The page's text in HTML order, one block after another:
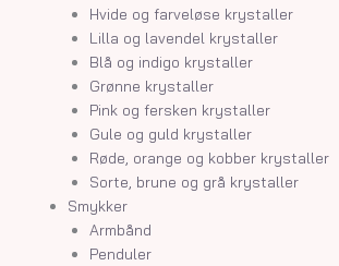
Hvide og farveløse krystaller
Lilla og lavendel krystaller
Blå og indigo krystaller
Grønne krystaller
Pink og fersken krystaller
Gule og guld krystaller
Røde, orange og kobber krystaller
Sorte, brune og grå krystaller
Smykker
Armbånd
Penduler